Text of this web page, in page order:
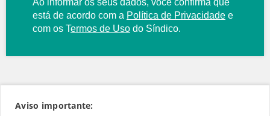
está de acordo com a Política de Privacidade e
com os Termos de Uso do Síndico.
Aviso importante: